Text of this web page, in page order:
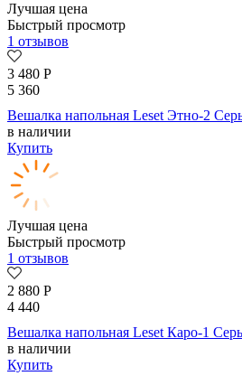
Лучшая цена
Быстрый просмотр
1 отзывов
3 480 Р
5 360
Вешалка напольная Leset Этно-2
в наличии
Купить
Лучшая цена
Быстрый просмотр
1 отзывов
2 880 Р
4 440
Вешалка напольная Leset Каро-1
в наличии
Купить